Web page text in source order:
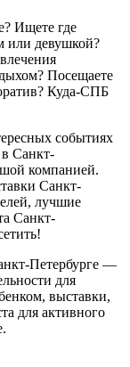
Ищете где
или девушкой?
Посещаете
Куда-СПБ
событиях
Санкт-
компанией.
Санкт-
лучшие
Санкт-
Петербурге —
для
выставки,
для активного